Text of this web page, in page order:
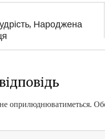
Народжена
оприлюднюватиметься.